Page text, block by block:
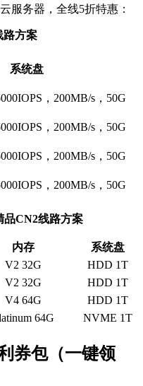
服务器，全线5折特惠：
路方案
系统盘
，200MB/s，50G
，200MB/s，50G
，200MB/s，50G
，200MB/s，50G
品CN2线路方案
内存
系统盘
V2 32G
HDD 1T
V2 32G
HDD 1T
V4 64G
HDD 1T
64G NVME 1T
券包（一键领